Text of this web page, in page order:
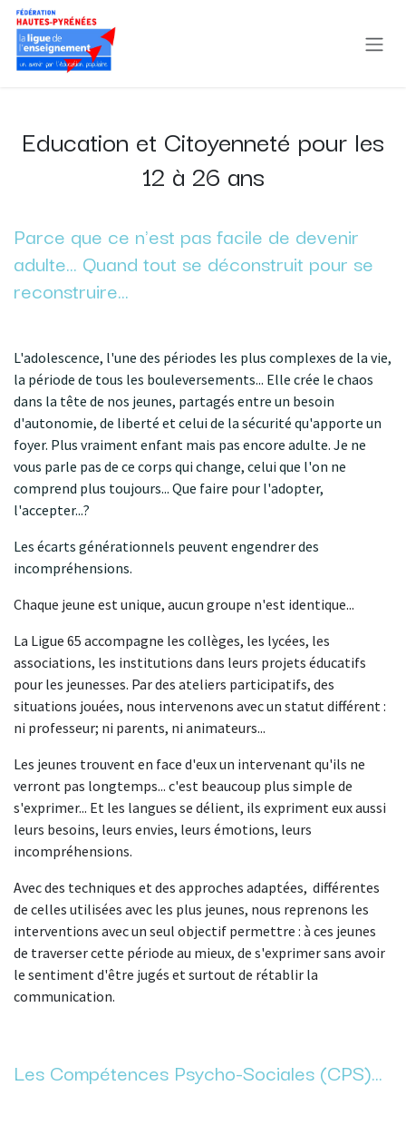
Se rendre au contenu
Education et Citoyenneté pour les
12 à 26 ans
Parce que ce n'est pas facile de devenir
adulte... Quand tout se déconstruit pour se
reconstruire...
L'adolescence, l'une des périodes les plus complexes de la vie,
la période de tous les bouleversements... Elle crée le chaos
dans la tête de nos jeunes, partagés entre un besoin
d'autonomie, de liberté et celui de la sécurité qu'apporte un
foyer. ​Plus vraiment enfant mais pas encore adulte. Je ne
vous parle pas de ce corps qui change, celui que l'on ne
comprend plus toujours... Que faire pour l'adopter,
l'accepter...?
Les écarts générationnels peuvent engendrer des
incompréhensions.
Chaque jeune est unique, aucun groupe n'est identique...
La Ligue 65 accompagne les collèges, les lycées, les
associations, les institutions dans leurs projets éducatifs
pour les jeunesses. Par des ateliers participatifs, des
situations jouées, nous intervenons avec un statut différent :
ni professeur; ni parents, ni animateurs...
Les jeunes trouvent en face d'eux un intervenant qu'ils ne
verront pas longtemps... c'est beaucoup plus simple de
s'exprimer... Et les langues se délient, ils expriment eux aussi
leurs besoins, leurs envies, leurs émotions, leurs
incompréhensions.
Avec des techniques et des approches adaptées, différentes
de celles utilisées avec les plus jeunes, nous reprenons les
interventions avec un seul objectif permettre : à ces jeunes
de traverser cette période au mieux, de s'exprimer sans avoir
le sentiment d'être jugés et surtout de rétablir la
communication.
Les Compétences Psycho-Sociales (CPS)...